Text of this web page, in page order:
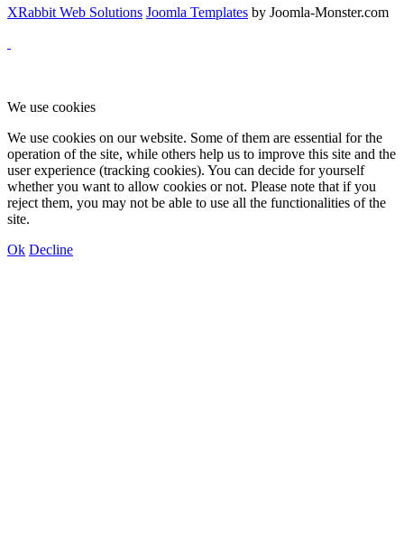
XRabbit Web Solutions Joomla Templates by Joomla-Monster.com
We use cookies
We use cookies on our website. Some of them are essential for the
operation of the site, while others help us to improve this site and the
user experience (tracking cookies). You can decide for yourself
whether you want to allow cookies or not. Please note that if you
reject them, you may not be able to use all the functionalities of the
site.
Ok Decline